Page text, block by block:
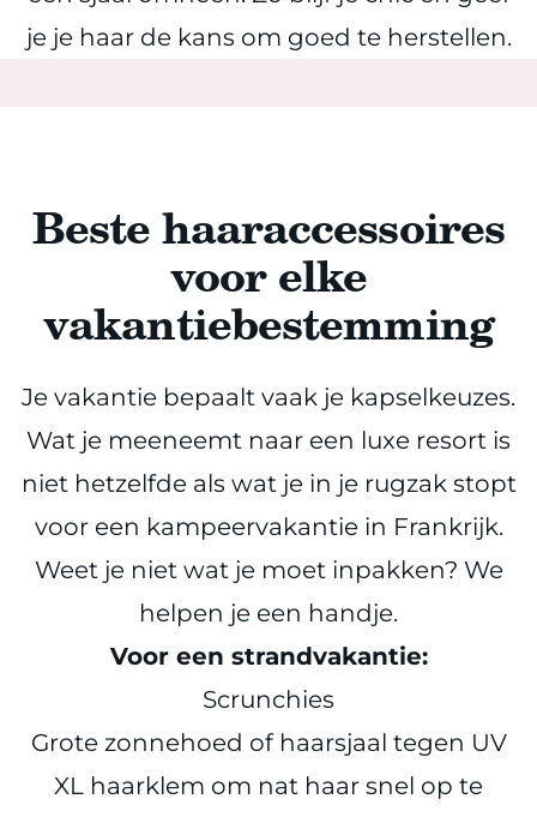
je je haar de kans om goed te herstellen.
Beste haaraccessoires
voor elke
vakantiebestemming
Je vakantie bepaalt vaak je kapselkeuzes.
Wat je meeneemt naar een luxe resort is
niet hetzelfde als wat je in je rugzak stopt
voor een kampeervakantie in Frankrijk.
Weet je niet wat je moet inpakken? We
helpen je een handje.
Voor een strandvakantie:
Scrunchies
Grote zonnehoed of haarsjaal tegen UV
XL haarklem om nat haar snel op te